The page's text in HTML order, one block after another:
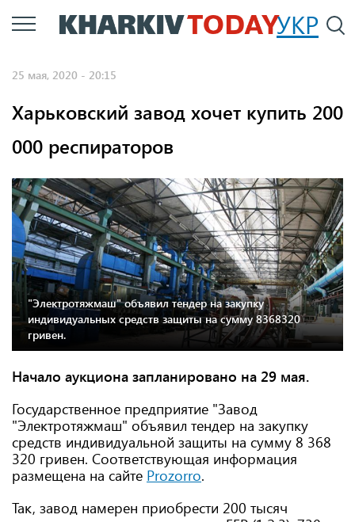
Перейти
к
УКР
25 мая, 2020 - 20:15
Харьковский завод хочет купить 200
000 респираторов
"Электротяжмаш" объявил тендер на закупку
индивидуальных средств защиты на сумму 8368320
гривен.
Начало аукциона запланировано на 29 мая.
Государственное предприятие "Завод
"Электротяжмаш" объявил тендер на закупку
средств индивидуальной защиты на сумму 8 368
320 гривен. Соответствующая информация
размещена на сайте Prozorro.
Так, завод намерен приобрести 200 тысяч